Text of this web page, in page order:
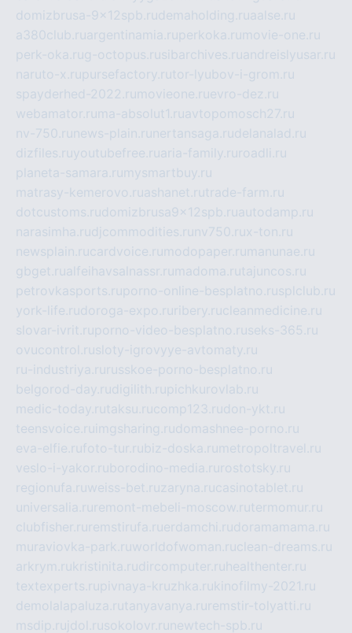
domizbrusa-9x12spb.rudemaholding.ruaalse.ru
a380club.ruargentinamia.ruperkoka.ru movie-one.ru
perk-oka.rug-octopus.rusibarchives.ruandreislyusar.ru
naruto-x.rupursefactory.rutor-lyubov-i-grom.ru
spayderhed-2022.ru movieone.ruevro-dez.ru
webamator.ru ma-absolut1.ruavtopomosch27.ru
nv-750.ru news-plain.ru nertansaga.rudelanalad.ru
dizfiles.ruyoutubefree.ruaria-family.ru roadli.ru
planeta-samara.ru mysmartbuy.ru
matrasy-kemerovo.ruashanet.rutrade-farm.ru
dotcustoms.rudomizbrusa9x12spb.ruautodamp.ru
narasimha.rudjcommodities.ru nv750.rux-ton.ru
newsplain.rucardvoice.ru modopaper.ru manunae.ru
gbget.rualfeihavsalnassr.ru madoma.rutajuncos.ru
petrovkasports.ruporno-online-besplatno.rusplclub.ru
york-life.rudoroga-expo.ru ribery.rucleanmedicine.ru
slovar-ivrit.ruporno-video-besplatno.ruseks-365.ru
ovucontrol.rusloty-igrovyye-avtomaty.ru
ru-industriya.ru russkoe-porno-besplatno.ru
belgorod-day.rudigilith.rupichkurovlab.ru
medic-today.rutaksu.rucomp123.rudon-ykt.ru
teensvoice.ru imgsharing.rudomashnee-porno.ru
eva-elfie.rufoto-tur.rubiz-doska.ru metropoltravel.ru
veslo-i-yakor.ruborodino-media.ru rostotsky.ru
regionufa.ruweiss-bet.ruzaryna.rucasinotablet.ru
universalia.ru remont-mebeli-moscow.rutermomur.ru
clubfisher.ru remstirufa.ruerdamchi.rudoramamama.ru
muraviovka-park.ruworldofwoman.ruclean-dreams.ru
arkrym.rukristinita.rudircomputer.ru healthenter.ru
textexperts.rupivnaya-kruzhka.rukinofilmy-2021.ru
demolalapaluza.rutanyavanya.ru remstir-tolyatti.ru
msdip.ru jdol.rusokolovr.ru newtech-spb.ru